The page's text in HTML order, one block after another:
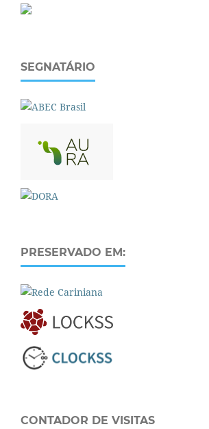
SEGNATÁRIO
PRESERVADO EM:
CONTADOR DE VISITAS